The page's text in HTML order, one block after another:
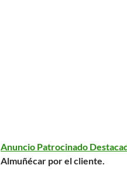
Anuncio Patrocinado
Almuñécar por el cliente.